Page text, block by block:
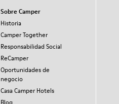
Sobre Camper
Historia
Camper Together
Responsabilidad Social
ReCamper
Oportunidades de
negocio
Casa Camper Hotels
Blog